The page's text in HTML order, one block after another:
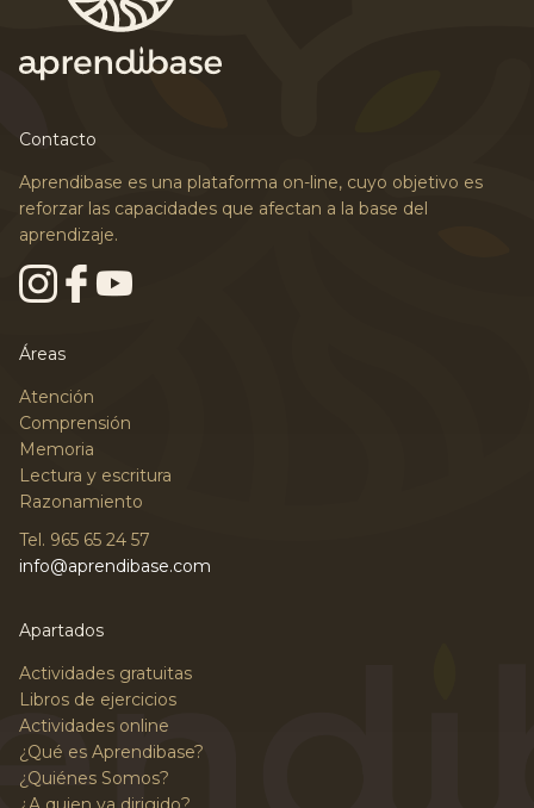
Contacto
Aprendibase es una plataforma on-line, cuyo objetivo es
reforzar las capacidades que afectan a la base del
aprendizaje.
Áreas
Atención
Comprensión
Memoria
Lectura y escritura
Razonamiento
Tel. 965 65 24 57
info@aprendibase.com
Apartados
Actividades gratuitas
Libros de ejercicios
Actividades online
¿Qué es Aprendibase?
¿Quiénes Somos?